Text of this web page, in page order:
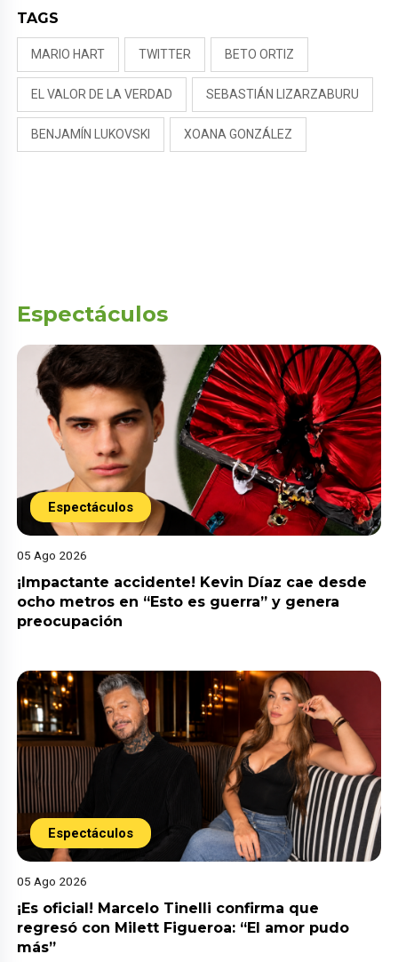
TAGS
MARIO HART TWITTER BETO ORTIZ
EL VALOR DE LA VERDAD SEBASTIÁN LIZARZABURU
BENJAMÍN LUKOVSKI XOANA GONZÁLEZ
Espectáculos
Espectáculos
05 Ago 2026
¡Impactante accidente! Kevin Díaz cae desde
ocho metros en “Esto es guerra” y genera
preocupación
Espectáculos
05 Ago 2026
¡Es oficial! Marcelo Tinelli confirma que
regresó con Milett Figueroa: “El amor pudo
más”